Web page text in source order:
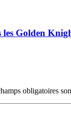
les Golden
obligatoires